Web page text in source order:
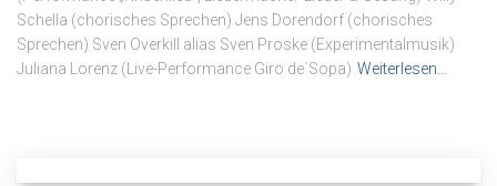
Schella (chorisches Sprechen) Jens Dorendorf (chorisches
Sprechen) Sven Overkill alias Sven Proske (Experimentalmusik)
Juliana Lorenz (Live-Performance Giro de´Sopa) Weiterlesen…